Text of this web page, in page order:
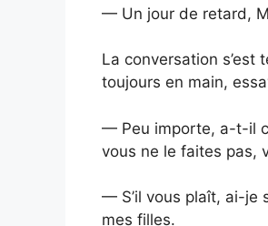
— Un jour de retard,
La conversation
toujours en main,
— Peu importe, a-t-il
vous ne le faites pas,
— S’il vous plaît, ai-je
mes filles.